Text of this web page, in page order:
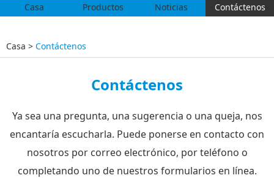
Casa Productos Noticias Contáctenos
Casa > Contáctenos
Contáctenos
Ya sea una pregunta, una sugerencia o una queja, nos
encantaría escucharla. Puede ponerse en contacto con
nosotros por correo electrónico, por teléfono o
completando uno de nuestros formularios en línea.